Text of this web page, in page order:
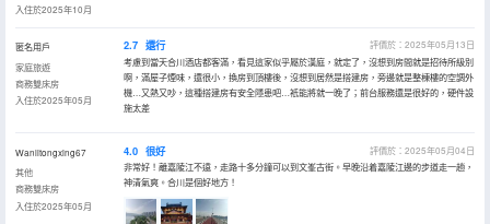
入住於2025年10月
匿名用戶
家庭旅遊
商務雙床房
入住於2025年05月
2.7 還行
評價於：2025年05月13日
考慮到當天合川酒店都客滿，看見這家似乎屬於漢庭，就定了，沒想到房間就是招待所級別
啊，滿屋子煙味，還很小，換房到頂樓後，沒想到居然是搭建房，旁邊就是整棟樓的空調外
機…又熱又吵，這種搭建房有安全隱患吧…衹能將就一晚了；前台服務還是很好的，硬件設
施太差
Wanlitongxing67
其他
商務雙床房
入住於2025年05月
4.0 很好
評價於：2025年05月04日
非常好！離嘉陵江不遠，走路十多分鐘可以到文峯古街。早晚沿着嘉陵江邊的步道走一趟，
神清氣爽。合川是個好地方！